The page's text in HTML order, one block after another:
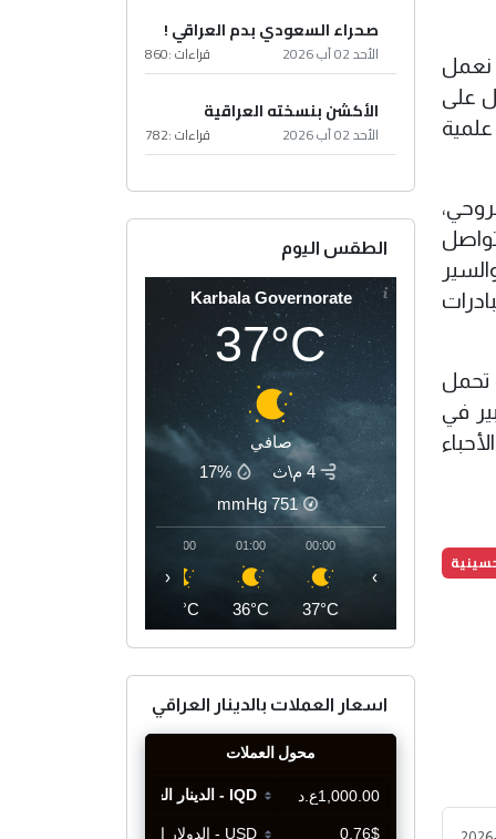
نعمل
على
تحمل
في
صحراء السعودي بدم العراقي !
الأحد 02 آب 2026 قراءات :860
الأكشن بنسخته العراقية
الأحد 02 آب 2026 قراءات :782
الطقس اليوم
Karbala Governorate
37°C
صافي
4 م\ث
17%
751
mmHg
00:00
37°C
01:00
36°C
02:00
35°C
‹ ›
اسعار العملات بالدينار العراقي